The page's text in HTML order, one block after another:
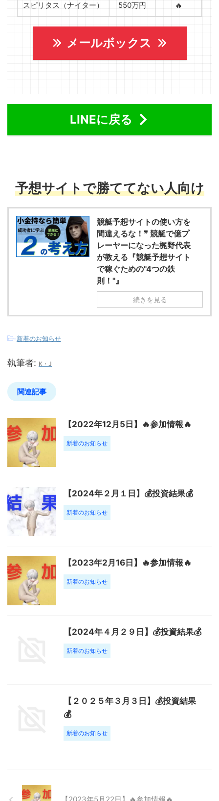
スピリタス（ナイター） 550万円 🔥
メールボックス
LINEに戻る
予想サイトで勝ててない人向け
競艇予想サイトの使い方を
間違えるな！❞ 競艇で億プ
レーヤーになった梶野代表
が教える『競艇予想サイト
で稼ぐための"4つの鉄
則！"』
続きを見る
-新着のお知らせ
執筆者: K・J
関連記事
【2022年12月5日】🔥参加情報🔥
新着のお知らせ
【2024年２月１日】💰投資結果💰
新着のお知らせ
【2023年2月16日】🔥参加情報🔥
新着のお知らせ
【2024年４月２９日】💰投資結果💰
新着のお知らせ
【２０２５年３月３日】💰投資結果
💰
新着のお知らせ